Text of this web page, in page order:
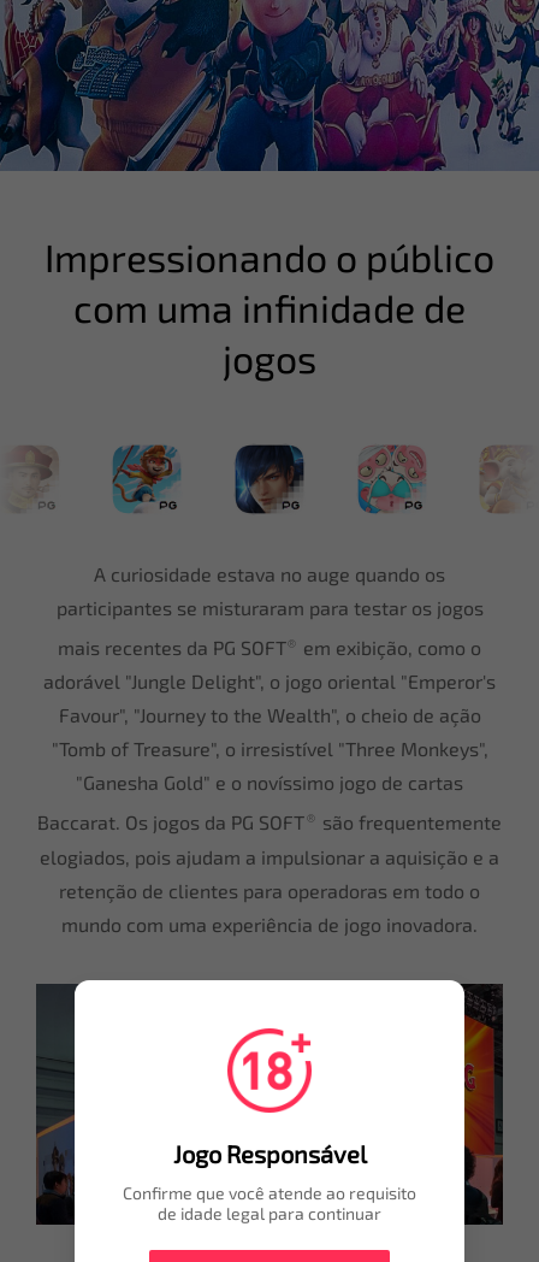
Impressionando o público
com uma infinidade de
jogos
A curiosidade estava no auge quando os
participantes se misturaram para testar os jogos
mais recentes da PG SOFT® em exibição, como o
adorável "Jungle Delight", o jogo oriental "Emperor's
Favour", "Journey to the Wealth", o cheio de ação
"Tomb of Treasure", o irresistível "Three Monkeys",
"Ganesha Gold" e o novíssimo jogo de cartas
Baccarat. Os jogos da PG SOFT® são frequentemente
elogiados, pois ajudam a impulsionar a aquisição e a
retenção de clientes para operadoras em todo o
mundo com uma experiência de jogo inovadora.
Jogo Responsável
Confirme que você atende ao requisito
de idade legal para continuar